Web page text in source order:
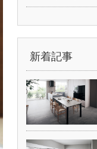
新着記事